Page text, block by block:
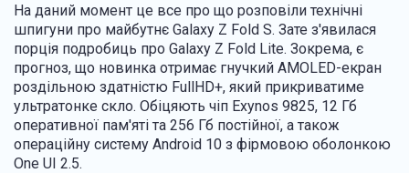
На даний момент це все про що розповіли технічні
шпигуни про майбутнє Galaxy Z Fold S. Зате з'явилася
порція подробиць про Galaxy Z Fold Lite. Зокрема, є
прогноз, що новинка отримає гнучкий AMOLED-екран
роздільною здатністю FullHD+, який прикриватиме
ультратонке скло. Обіцяють чіп Exynos 9825, 12 Гб
оперативної пам'яті та 256 Гб постійної, а також
операційну систему Android 10 з фірмовою оболонкою
One UI 2.5.